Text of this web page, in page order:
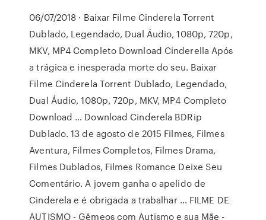
06/07/2018 · Baixar Filme Cinderela Torrent
Dublado, Legendado, Dual Áudio, 1080p, 720p,
MKV, MP4 Completo Download Cinderella Após
a trágica e inesperada morte do seu. Baixar
Filme Cinderela Torrent Dublado, Legendado,
Dual Áudio, 1080p, 720p, MKV, MP4 Completo
Download … Download Cinderela BDRip
Dublado. 13 de agosto de 2015 Filmes, Filmes
Aventura, Filmes Completos, Filmes Drama,
Filmes Dublados, Filmes Romance Deixe Seu
Comentário. A jovem ganha o apelido de
Cinderela e é obrigada a trabalhar … FILME DE
AUTISMO - Gêmeos com Autismo e sua Mãe -